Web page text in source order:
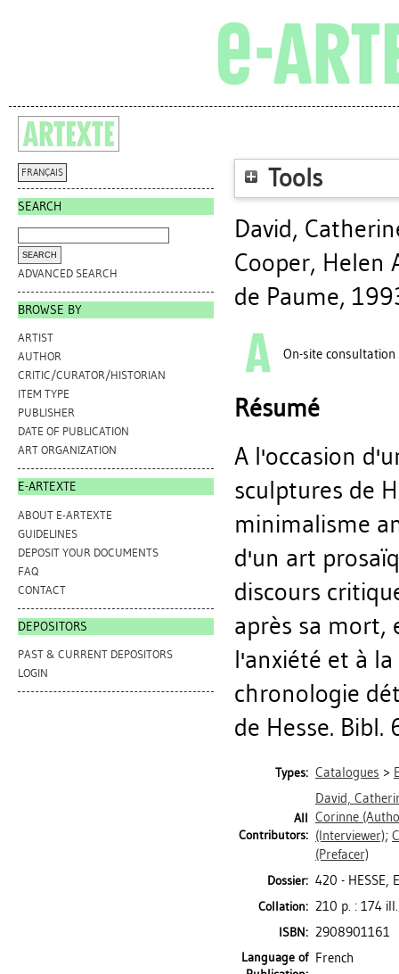
FRANÇAIS
SEARCH
ADVANCED SEARCH
BROWSE BY
ARTIST
AUTHOR
CRITIC/CURATOR/HISTORIAN
ITEM TYPE
PUBLISHER
DATE OF PUBLICATION
ART ORGANIZATION
E-ARTEXTE
ABOUT E-ARTEXTE
GUIDELINES
DEPOSIT YOUR DOCUMENTS
FAQ
CONTACT
DEPOSITORS
PAST & CURRENT DEPOSITORS
LOGIN
Tools
David,
Cooper, Helen
de Paume,
On-site consultation
Résumé
A l'occasion
sculptures de
minimalisme
d'un art
discours
après sa mort,
l'anxiété et à
chronologie
de Hesse. Bibl.
Types: Catalogues >
All
Contributors:
David,
Corinne
(Interviewer);
(Prefacer)
Dossier: 420 - HESSE,
Collation: 210 p. : 174
ISBN: 2908901161
Language of French